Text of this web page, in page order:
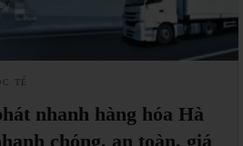
TẾ
nhanh hàng hóa Hà
chóng, an toàn, giá